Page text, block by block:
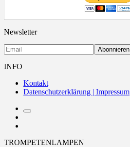
Newsletter
INFO
Kontakt
Datenschutzerklärung | Impressum
Suchfeld
TROMPETENLAMPEN